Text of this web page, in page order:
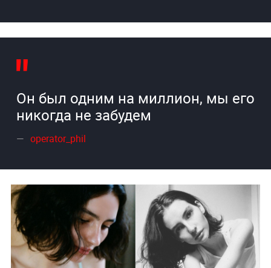
Он был одним на миллион, мы его
никогда не забудем
operator_phil